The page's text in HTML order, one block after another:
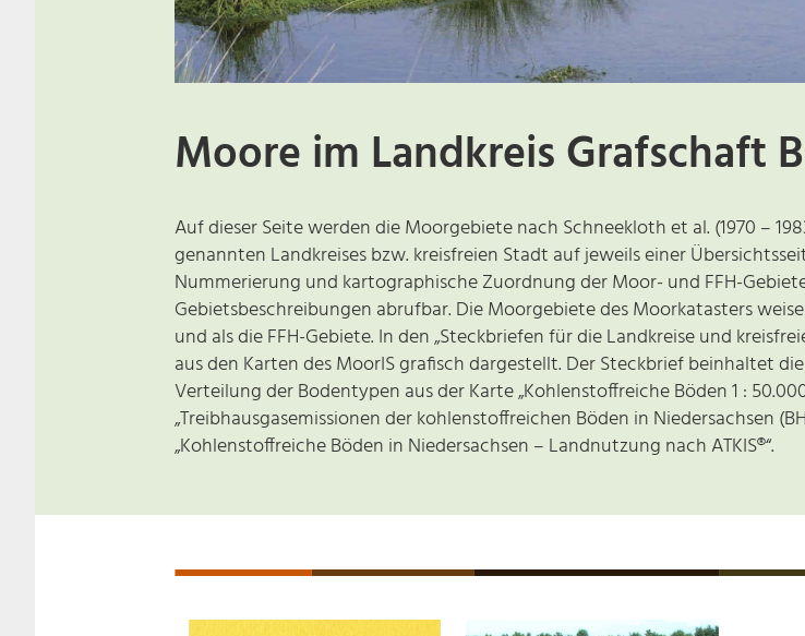
Moore im Landkreis Grafschaft
Auf dieser Seite werden die Moorgebiete nach Schneekloth et al. (1970 –
genannten Landkreises bzw. kreisfreien Stadt auf jeweils einer
Nummerierung und kartographische Zuordnung der Moor- und FFH-
Gebietsbeschreibungen abrufbar. Die Moorgebiete des Moorkatasters
und als die FFH-Gebiete. In den „Steckbriefen für die Landkreise und
aus den Karten des MoorIS grafisch dargestellt. Der Steckbrief beinhaltet
Verteilung der Bodentypen aus der Karte „Kohlenstoffreiche Böden 1 :
„Treibhausgasemissionen der kohlenstoffreichen Böden in Niedersachsen
„Kohlenstoffreiche Böden in Niedersachsen – Landnutzung nach ATKIS®“.